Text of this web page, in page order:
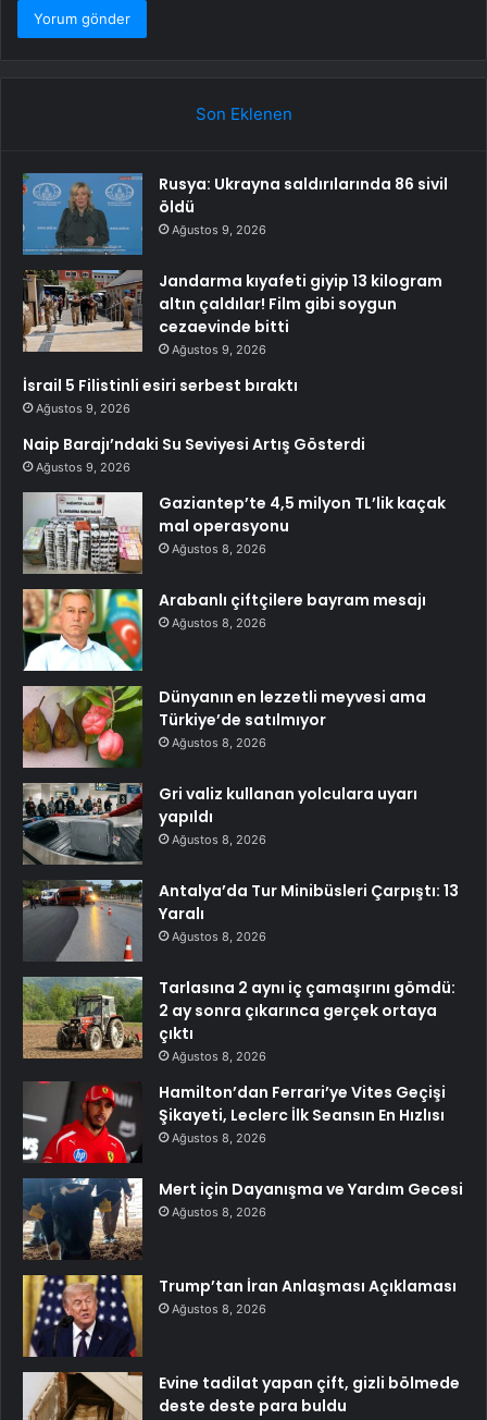
Son Eklenen
Rusya: Ukrayna saldırılarında 86 sivil
öldü
Ağustos 9, 2026
Jandarma kıyafeti giyip 13 kilogram
altın çaldılar! Film gibi soygun
cezaevinde bitti
Ağustos 9, 2026
İsrail 5 Filistinli esiri serbest bıraktı
Ağustos 9, 2026
Naip Barajı’ndaki Su Seviyesi Artış Gösterdi
Ağustos 9, 2026
Gaziantep’te 4,5 milyon TL’lik kaçak
mal operasyonu
Ağustos 8, 2026
Arabanlı çiftçilere bayram mesajı
Ağustos 8, 2026
Dünyanın en lezzetli meyvesi ama
Türkiye’de satılmıyor
Ağustos 8, 2026
Gri valiz kullanan yolculara uyarı
yapıldı
Ağustos 8, 2026
Antalya’da Tur Minibüsleri Çarpıştı: 13
Yaralı
Ağustos 8, 2026
Tarlasına 2 aynı iç çamaşırını gömdü:
2 ay sonra çıkarınca gerçek ortaya
çıktı
Ağustos 8, 2026
Hamilton’dan Ferrari’ye Vites Geçişi
Şikayeti, Leclerc İlk Seansın En Hızlısı
Ağustos 8, 2026
Mert için Dayanışma ve Yardım Gecesi
Ağustos 8, 2026
Trump’tan İran Anlaşması Açıklaması
Ağustos 8, 2026
Evine tadilat yapan çift, gizli bölmede
deste deste para buldu